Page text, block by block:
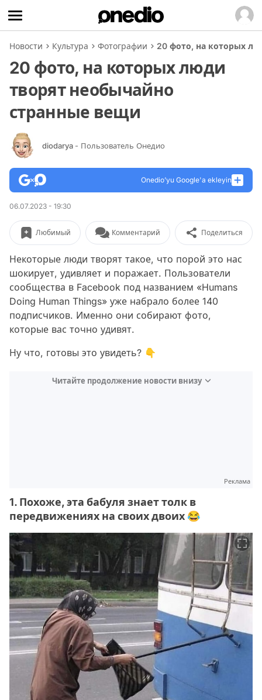
Новости Культура Фотографии 20 фото, на которых
20 фото, на которых люди
творят необычайно
странные вещи
diodarya - Пользователь Онедио
Onedio’yu Google'a ekleyin
06.07.2023 - 19:30
Любимый Комментарий Поделиться
Некоторые люди творят такое, что порой это нас
шокирует, удивляет и поражает. Пользователи
сообщества в Facebook под названием «Humans
Doing Human Things» уже набрало более 140
подписчиков. Именно они собирают фото,
которые вас точно удивят.
Ну что, готовы это увидеть? 👇
Читайте продолжение новости внизу
Реклама
1. Похоже, эта бабуля знает толк в
передвижениях на своих двоих 😂